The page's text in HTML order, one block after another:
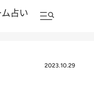
占い
2023.10.29